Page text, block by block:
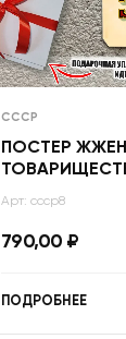
СССР
ПОСТЕР
Арт: ссср8
790,00 ₽
ПОДРОБНЕЕ